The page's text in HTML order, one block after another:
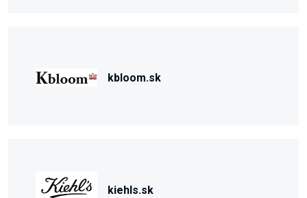
kbloom.sk
kiehls.sk